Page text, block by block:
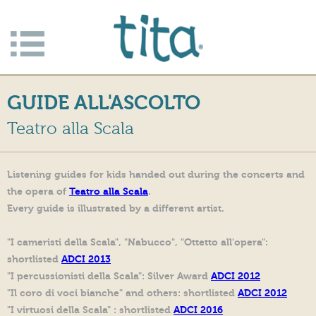
menu
GUIDE ALL'ASCOLTO
Teatro alla Scala
Listening guides for kids handed out during the concerts and
the opera of Teatro alla Scala.
Every guide is illustrated by a different artist.
"I cameristi della Scala", "Nabucco", "Ottetto all'opera":
shortlisted ADCI 2013
"I percussionisti della Scala": Silver Award ADCI 2012
"Il coro di voci bianche" and others: shortlisted ADCI 2012
"I virtuosi della Scala" : shortlisted ADCI 2016